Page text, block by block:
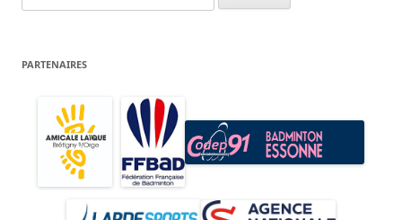
PARTENAIRES